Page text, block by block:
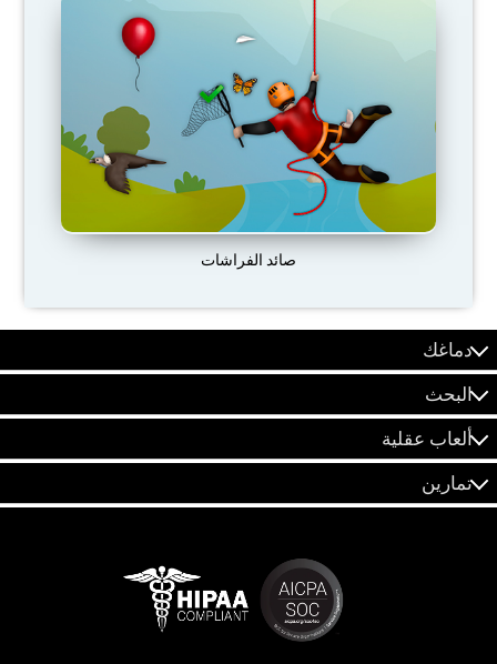
صائد الفراشات
دماغك
البحث
ألعاب عقلية
تمارين